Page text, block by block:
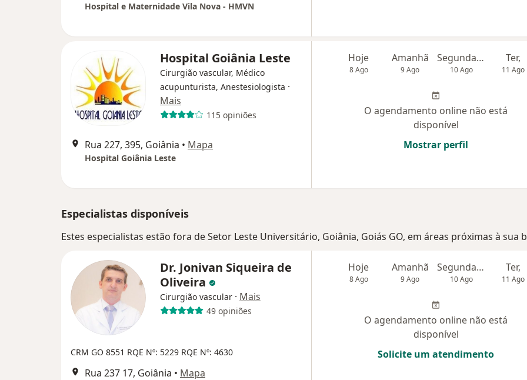
Hospital e Maternidade Vila Nova - HMVN
Hospital Goiânia Leste
Cirurgião vascular, Médico
acupunturista, Anestesiologista ·
Mais
115 opiniões
Rua 227, 395, Goiânia • Mapa
Hospital Goiânia Leste
Hoje
8 Ago
Amanhã
9 Ago
Segunda-feira
10 Ago
Ter,
11 Ago
O agendamento online não está
disponível
Mostrar perfil
Especialistas disponíveis
Estes especialistas estão fora de Setor Leste Universitário, Goiânia, Goiás GO, em áreas próximas à sua
Dr. Jonivan Siqueira de
Oliveira
Cirurgião vascular · Mais
49 opiniões
CRM GO 8551 RQE Nº: 5229 RQE Nº: 4630
Rua 237 17, Goiânia • Mapa
Hoje
8 Ago
Amanhã
9 Ago
Segunda-feira
10 Ago
Ter,
11 Ago
O agendamento online não está
disponível
Solicite um atendimento